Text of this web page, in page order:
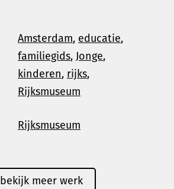
Amsterdam, educatie,
familiegids, Jonge,
kinderen, rijks,
Rijksmuseum
Rijksmuseum
bekijk meer werk